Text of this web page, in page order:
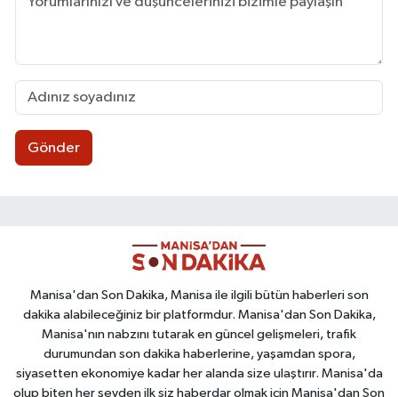
Gönder
Manisa'dan Son Dakika, Manisa ile ilgili bütün haberleri son
dakika alabileceğiniz bir platformdur. Manisa'dan Son Dakika,
Manisa'nın nabzını tutarak en güncel gelişmeleri, trafik
durumundan son dakika haberlerine, yaşamdan spora,
siyasetten ekonomiye kadar her alanda size ulaştırır. Manisa'da
olup biten her şeyden ilk siz haberdar olmak için Manisa'dan Son